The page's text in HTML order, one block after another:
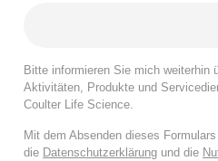
Bitte informieren Sie mich weiterhin
Aktivitäten, Produkte und
Coulter Life Science.
Mit dem Absenden dieses
die Datenschutzerklärung und die